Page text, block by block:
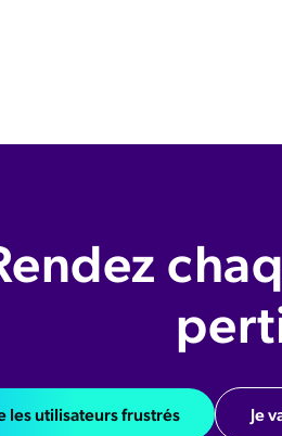
les utilisateurs frustrés Je